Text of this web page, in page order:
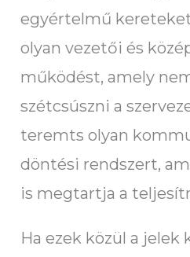
egyértelmű
olyan vezetői és
működést, amely
szétcsúszni a
teremts olyan
döntési rendszert,
is megtartja a
Ha ezek közül a jelek